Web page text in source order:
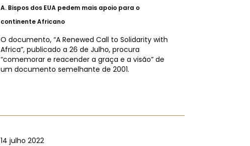
A. Bispos dos EUA pedem mais apoio para o
continente Africano
O documento, “A Renewed Call to Solidarity with
Africa”, publicado a 26 de Julho, procura
“comemorar e reacender a graça e a visão” de
um documento semelhante de 2001.
14 julho 2022